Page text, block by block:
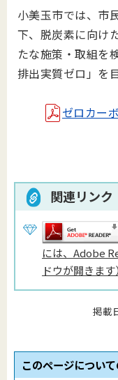
小美玉市では、市
下、脱炭素に向け
たな施策・取組を
排出実質ゼロ」を
ゼロカー
関連リンク
には、Adobe
ドウが開きます）
掲載
このページについ